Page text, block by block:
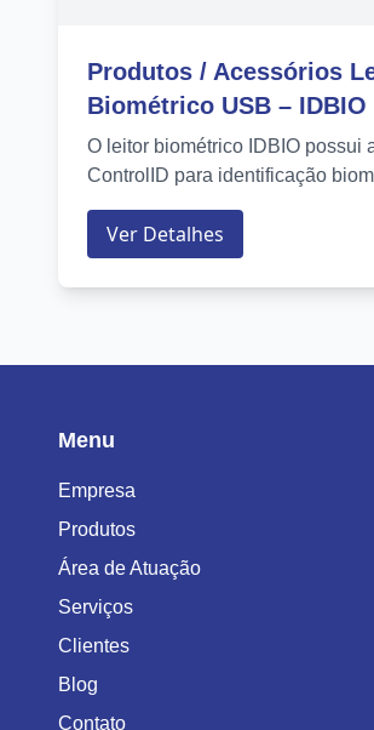
Produtos / Acessórios
Biométrico USB – IDBIO
O leitor biométrico IDBIO possui
ControlID para identificação
Ver Detalhes
Menu
Empresa
Produtos
Área de Atuação
Serviços
Clientes
Blog
Contato